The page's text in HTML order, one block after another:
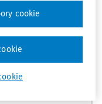
na 10 dní
aj k
cookie